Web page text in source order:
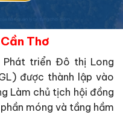
Thơ
triển Đô thị Long
được thành lập vào
Làm chủ tịch hội đồng
móng và tầng hầm